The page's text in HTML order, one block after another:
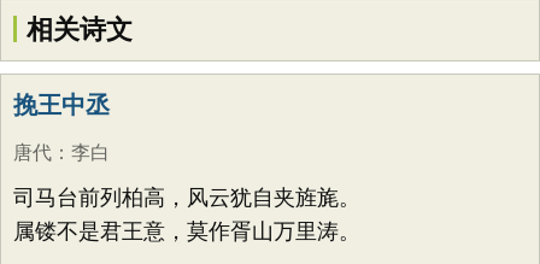
相关诗文
挽王中丞
唐代 ： 李白
司马台前列柏高，风云犹自夹旌旄。
属镂不是君王意，莫作胥山万里涛。